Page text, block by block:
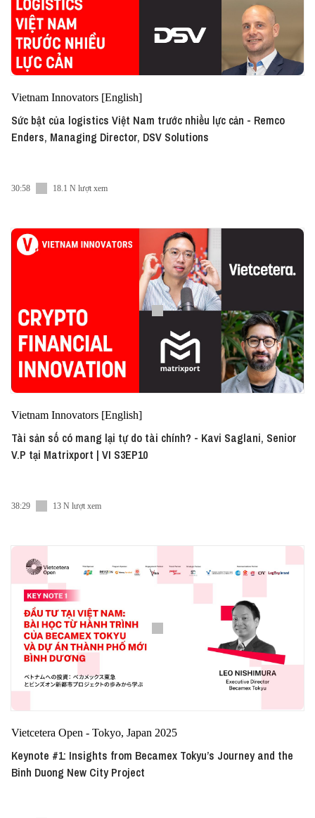
Vietnam Innovators [English]
Sức bật của logistics Việt Nam trước nhiều lực cản - Remco
Enders, Managing Director, DSV Solutions
30:58 18.1 N lượt xem
Vietnam Innovators [English]
Tài sản số có mang lại tự do tài chính? - Kavi Saglani, Senior
V.P tại Matrixport | VI S3EP10
38:29 13 N lượt xem
Vietcetera Open - Tokyo, Japan 2025
Keynote #1: Insights from Becamex Tokyu’s Journey and the
Binh Duong New City Project